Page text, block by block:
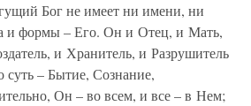
Бог не имеет ни имени, ни
и формы – Его. Он и Отец, и Мать,
и Хранитель, и Разрушитель
суть – Бытие, Сознание,
Он – во всем, и все – в Нем;